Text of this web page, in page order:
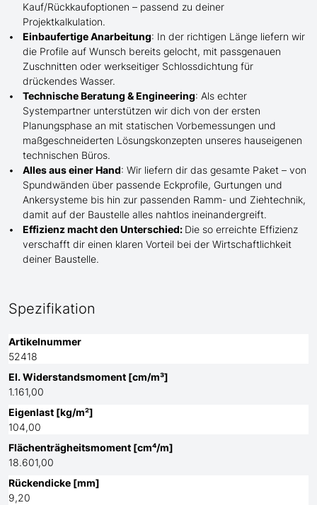
Kauf/Rückkaufoptionen – passend zu deiner
Projektkalkulation.
Einbaufertige Anarbeitung: In der richtigen Länge liefern wir
die Profile auf Wunsch bereits gelocht, mit passgenauen
Zuschnitten oder werkseitiger Schlossdichtung für
drückendes Wasser.
Technische Beratung & Engineering: Als echter
Systempartner unterstützen wir dich von der ersten
Planungsphase an mit statischen Vorbemessungen und
maßgeschneiderten Lösungskonzepten unseres hauseigenen
technischen Büros.
Alles aus einer Hand: Wir liefern dir das gesamte Paket – von
Spundwänden über passende Eckprofile, Gurtungen und
Ankersysteme bis hin zur passenden Ramm- und Ziehtechnik,
damit auf der Baustelle alles nahtlos ineinandergreift.
Effizienz macht den Unterschied: Die so erreichte Effizienz
verschafft dir einen klaren Vorteil bei der Wirtschaftlichkeit
deiner Baustelle.
Spezifikation
Artikelnummer
52418
El. Widerstandsmoment [cm/m³]
1.161,00
Eigenlast [kg/m²]
104,00
Flächenträgheitsmoment [cm⁴/m]
18.601,00
Rückendicke [mm]
9,20